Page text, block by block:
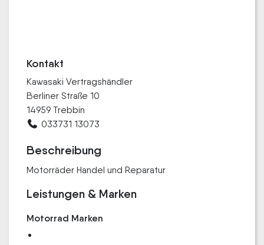
Kontakt
Kawasaki Vertragshändler
Berliner Straße 10
14959 Trebbin
033731 13073
Beschreibung
Motorräder Handel und Reparatur
Leistungen & Marken
Motorrad Marken